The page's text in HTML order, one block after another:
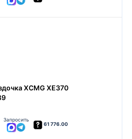
XCMG XE370
Запросить
61 776.00